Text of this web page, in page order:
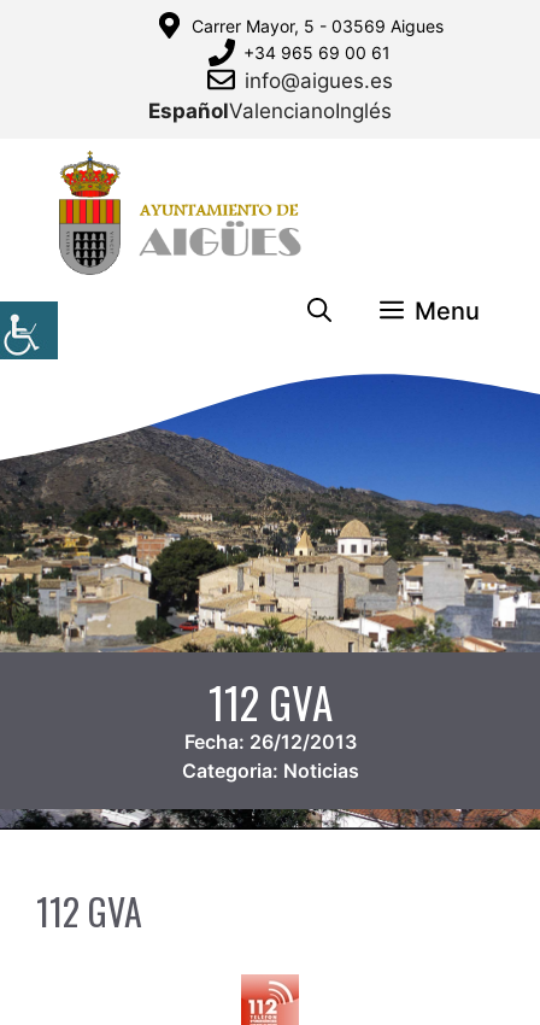
Carrer Mayor, 5 - 03569 Aigues
+34 965 69 00 61
info@aigues.es
EspañolValencianoInglés
Menu
112 GVA
Fecha: 26/12/2013
Categoria: Noticias
112 GVA